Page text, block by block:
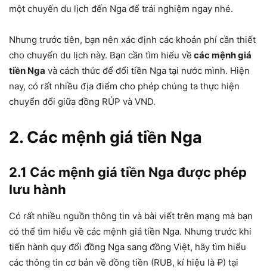
một chuyến du lịch đến Nga để trải nghiệm ngay nhé.
Nhưng trước tiên, bạn nên xác định các khoản phí cần thiết
cho chuyến du lịch này. Bạn cần tìm hiểu về các mệnh giá
tiền Nga và cách thức để đổi tiền Nga tại nước mình. Hiện
nay, có rất nhiều địa điểm cho phép chúng ta thực hiện
chuyển đổi giữa đồng RÚP và VND.
2. Các mệnh giá tiền Nga
2.1 Các mệnh giá tiền Nga được phép
lưu hành
Có rất nhiều nguồn thông tin và bài viết trên mạng mà bạn
có thể tìm hiểu về các mệnh giá tiền Nga. Nhưng trước khi
tiến hành quy đổi đồng Nga sang đồng Việt, hãy tìm hiểu
các thông tin cơ bản về đồng tiền (RUB, kí hiệu là ₽) tại